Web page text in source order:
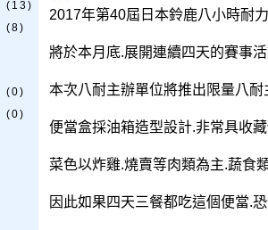
(13)
(8)
(0)
(0)
2017年第40屆日本鈴鹿八小時耐
將於本月底.展開連續四天的賽事
本次八耐主辦單位將推出限量八耐
便當盒採油箱造型設計.非常具收
菜色以炸雞.燒賣等肉類為主.蔬食
因此如果四天三餐都吃這個便當.